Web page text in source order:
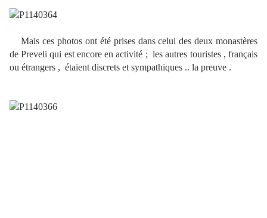
Mais ces photos ont été prises dans celui des deux monastères
de Preveli qui est encore en activité ; les autres touristes , français
ou étrangers , étaient discrets et sympathiques .. la preuve .